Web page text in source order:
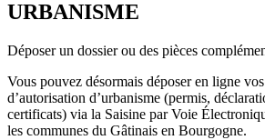
URBANISME
Déposer un dossier ou des pièces
Vous pouvez désormais déposer en ligne
d’autorisation d’urbanisme (permis,
certificats) via la Saisine par Voie
les communes du Gâtinais en Bourgogne.